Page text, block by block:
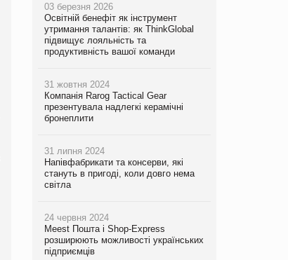
03 березня 2026
Освітній бенефіт як інструмент
утримання талантів: як ThinkGlobal
підвищує лояльність та
продуктивність вашої команди
31 жовтня 2024
Компанія Rarog Tactical Gear
презентувала надлегкі керамічні
бронеплити
31 липня 2024
Напівфабрикати та консерви, які
стануть в пригоді, коли довго нема
світла
24 червня 2024
Meest Пошта і Shop-Express
розширюють можливості українських
підприємців